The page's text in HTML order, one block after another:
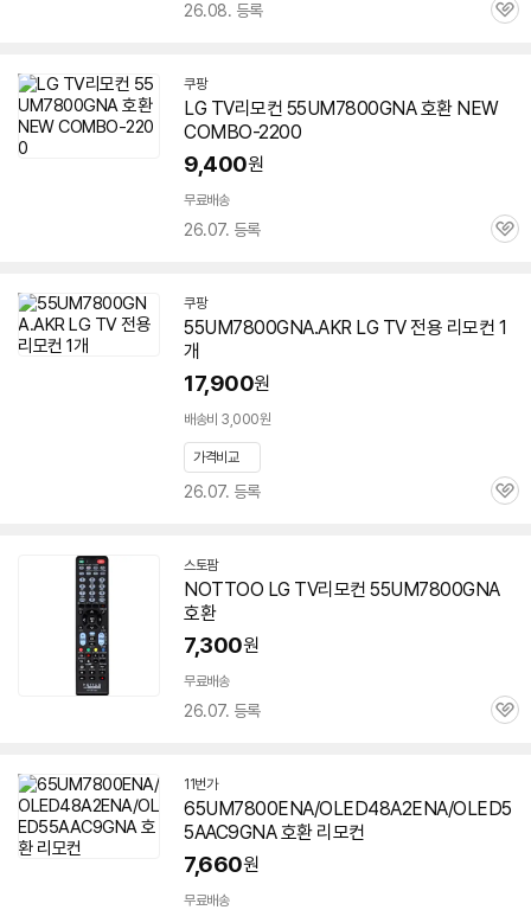
26.08. 등록
관
쿠팡
LG TV리모컨 55UM7800GNA호환 NEW
COMBO-2200
9,400원
무료배송
26.07. 등록
관
쿠팡
55UM7800GNA.AKR LG TV 전용 리모컨 1
개
17,900원
배송비 3,000원
가격비교
26.07. 등록
관
스토팜네
버
이
NOTTOO LG TV리모컨 55UM7800GNA
호환
7,300원
무료배송
26.07. 등록
관
11번가
65UM7800ENA/OLED48A2ENA/OLED5
5AAC9GNA 호환 리모컨
7,660원
무료배송